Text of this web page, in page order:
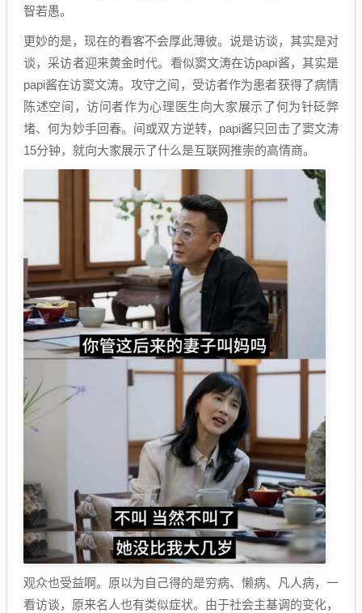
智若愚。
更妙的是，现在的看客不会厚此薄彼。说是访谈，其实是对
谈，采访者迎来黄金时代。看似窦文涛在访papi酱，其实是
papi酱在访窦文涛。攻守之间，受访者作为患者获得了病情
陈述空间，访问者作为心理医生向大家展示了何为针砭弊
堵、何为妙手回春。间或双方逆转，papi酱只回击了窦文涛
15分钟，就向大家展示了什么是互联网推崇的高情商。
观众也受益啊。原以为自己得的是穷病、懒病、凡人病，一
看访谈，原来名人也有类似症状。由于社会主基调的变化，